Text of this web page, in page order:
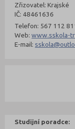
Zřizovatel: Krajské
IČ: 48461636
Telefon: 567 112
Web:www.sskola-
E-mail:
Studijní poradce: